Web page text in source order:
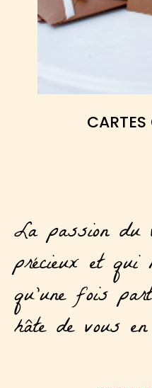
La passion du
précieux et qui
qu’une fois
hâte de vous